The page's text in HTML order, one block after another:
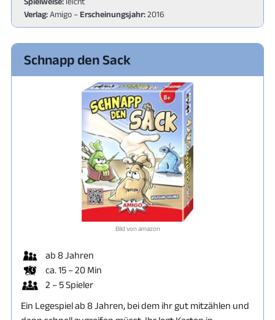
Verlag:Amigo – Erscheinungsjahr:2016
Schnapp den Sack
Bild von amazon
ab 8 Jahren
ca. 15 – 20 Min
2 – 5 Spieler
Ein Legespiel ab 8 Jahren, bei dem ihr gut mitzählen und